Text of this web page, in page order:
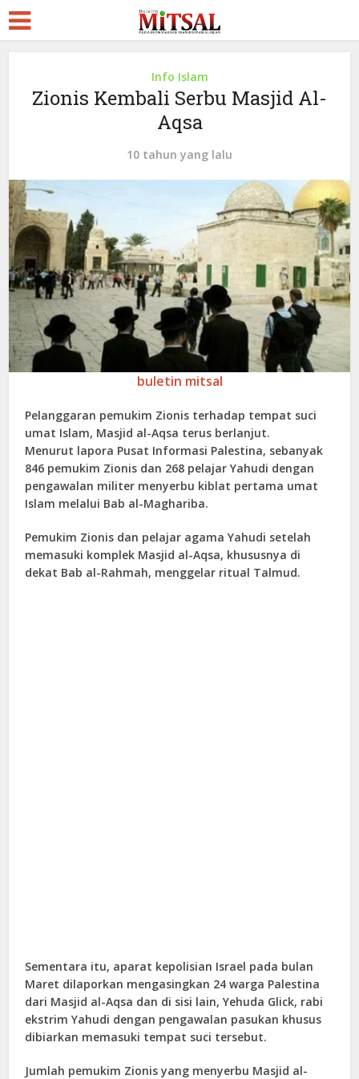
Info Islam
Zionis Kembali Serbu Masjid Al-
Aqsa
10 tahun yang lalu
buletin mitsal
Pelanggaran pemukim Zionis terhadap tempat suci
umat Islam, Masjid al-Aqsa terus berlanjut.
Menurut lapora Pusat Informasi Palestina, sebanyak
846 pemukim Zionis dan 268 pelajar Yahudi dengan
pengawalan militer menyerbu kiblat pertama umat
Islam melalui Bab al-Maghariba.
Pemukim Zionis dan pelajar agama Yahudi setelah
memasuki komplek Masjid al-Aqsa, khususnya di
dekat Bab al-Rahmah, menggelar ritual Talmud.
Sementara itu, aparat kepolisian Israel pada bulan
Maret dilaporkan mengasingkan 24 warga Palestina
dari Masjid al-Aqsa dan di sisi lain, Yehuda Glick, rabi
ekstrim Yahudi dengan pengawalan pasukan khusus
dibiarkan memasuki tempat suci tersebut.
Jumlah pemukim Zionis yang menyerbu Masjid al-